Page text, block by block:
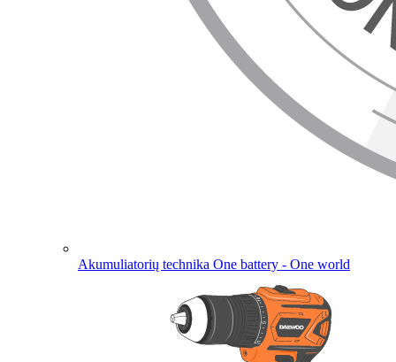
Akumuliatorių technika One battery - One world